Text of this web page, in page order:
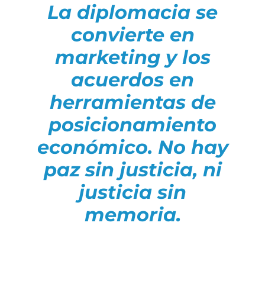
La diplomacia se
convierte en
marketing y los
acuerdos en
herramientas de
posicionamiento
económico. No hay
paz sin justicia, ni
justicia sin
memoria.